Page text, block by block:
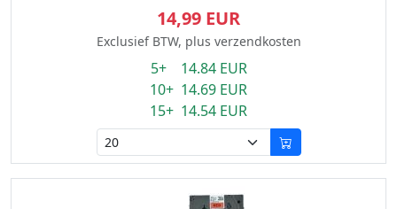
14,99 EUR
Exclusief BTW, plus verzendkosten
5+ 14.84 EUR
10+ 14.69 EUR
15+ 14.54 EUR